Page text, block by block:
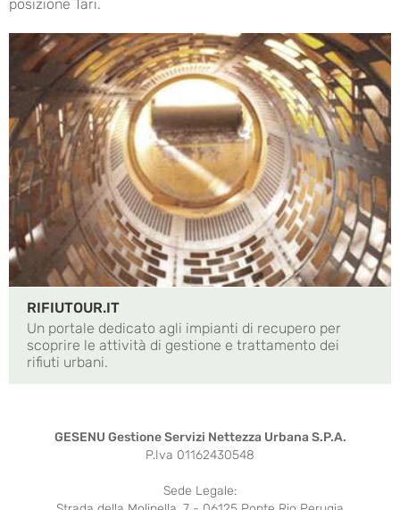
posizione Tari.
RIFIUTOUR.IT
Un portale dedicato agli impianti di recupero per
scoprire le attività di gestione e trattamento dei
rifiuti urbani.
GESENU Gestione Servizi Nettezza Urbana S.P.A.
P.Iva 01162430548
Sede Legale: